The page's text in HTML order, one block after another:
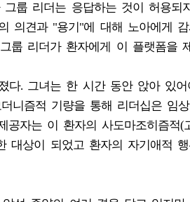
룹 리더는 응답하는 것이 허용되
의견과 "용기"에 대해 노아에게
룹 리더가 환자에게 이 플랫폼을
다. 그녀는 한 시간 동안 앉아 있어
니즘적 기량을 통해 리더십은 임
공자는 이 환자의 사도마조히즘적
대상이 되었고 환자의 자기애적